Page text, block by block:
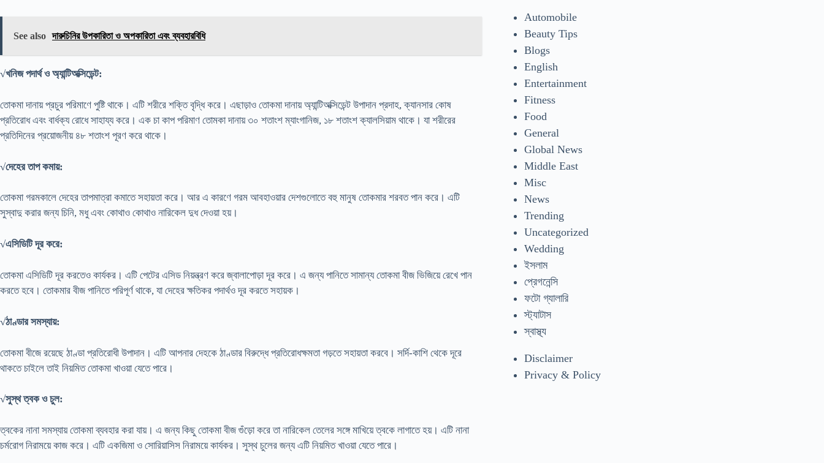
See also দারুচিনির উপকারিতা ও অপকারিতা এবং ব্যবহারবিধি
√খনিজ পদার্থ ও অ্যান্টিঅক্সিডেন্ট:
তোকমা দানায় প্রচুর পরিমাণে পুষ্টি থাকে। এটি শরীরে শক্তি বৃদ্ধি করে। এছাড়াও তোকমা দানায় অ্যান্টিঅক্সিডেন্ট উপাদান প্রদাহ, ক্যানসার কোষ
প্রতিরোধ এবং বার্ধক্য রোধে সাহায্য করে। এক চা কাপ পরিমাণ তোমকা দানায় ৩০ শতাংশ ম্যাংগানিজ, ১৮ শতাংশ ক্যালসিয়াম থাকে। যা শরীরের
প্রতিদিনের প্রয়োজনীয় ৪৮ শতাংশ পূরণ করে থাকে।
√দেহের তাপ কমায়:
তোকমা গরমকালে দেহের তাপমাত্রা কমাতে সহায়তা করে। আর এ কারণে গরম আবহাওয়ার দেশগুলোতে বহু মানুষ তোকমার শরবত পান করে। এটি
সুস্বাদু করার জন্য চিনি, মধু এবং কোথাও কোথাও নারিকেল দুধ দেওয়া হয়।
√এসিডিটি দূর করে:
তোকমা এসিডিটি দূর করতেও কার্যকর। এটি পেটের এসিড নিয়ন্ত্রণ করে জ্বালাপোড়া দূর করে। এ জন্য পানিতে সামান্য তোকমা বীজ ভিজিয়ে রেখে পান
করতে হবে। তোকমার বীজ পানিতে পরিপূর্ণ থাকে, যা দেহের ক্ষতিকর পদার্থও দূর করতে সহায়ক।
√ঠাণ্ডার সমস্যায়:
তোকমা বীজে রয়েছে ঠাণ্ডা প্রতিরোধী উপাদান। এটি আপনার দেহকে ঠাণ্ডার বিরুদ্ধে প্রতিরোধক্ষমতা গড়তে সহায়তা করবে। সর্দি-কাশি থেকে দূরে
থাকতে চাইলে তাই নিয়মিত তোকমা খাওয়া যেতে পারে।
√সুস্থ ত্বক ও চুল:
ত্বকের নানা সমস্যায় তোকমা ব্যবহার করা যায়। এ জন্য কিছু তোকমা বীজ গুঁড়ো করে তা নারিকেল তেলের সঙ্গে মাখিয়ে ত্বকে লাগাতে হয়। এটি নানা
চর্মরোগ নিরাময়ে কাজ করে। এটি একজিমা ও সোরিয়াসিস নিরাময়ে কার্যকর। সুস্থ চুলের জন্য এটি নিয়মিত খাওয়া যেতে পারে।
Automobile
Beauty Tips
Blogs
English
Entertainment
Fitness
Food
General
Global News
Middle East
Misc
News
Trending
Uncategorized
Wedding
ইসলাম
প্রেগনেন্সি
ফটো গ্যালারি
স্ট্যাটাস
স্বাস্থ্য
Disclaimer
Privacy & Policy